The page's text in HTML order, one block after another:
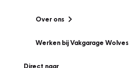
Over ons
Werken bij Vakgarage Wolves
Direct naar